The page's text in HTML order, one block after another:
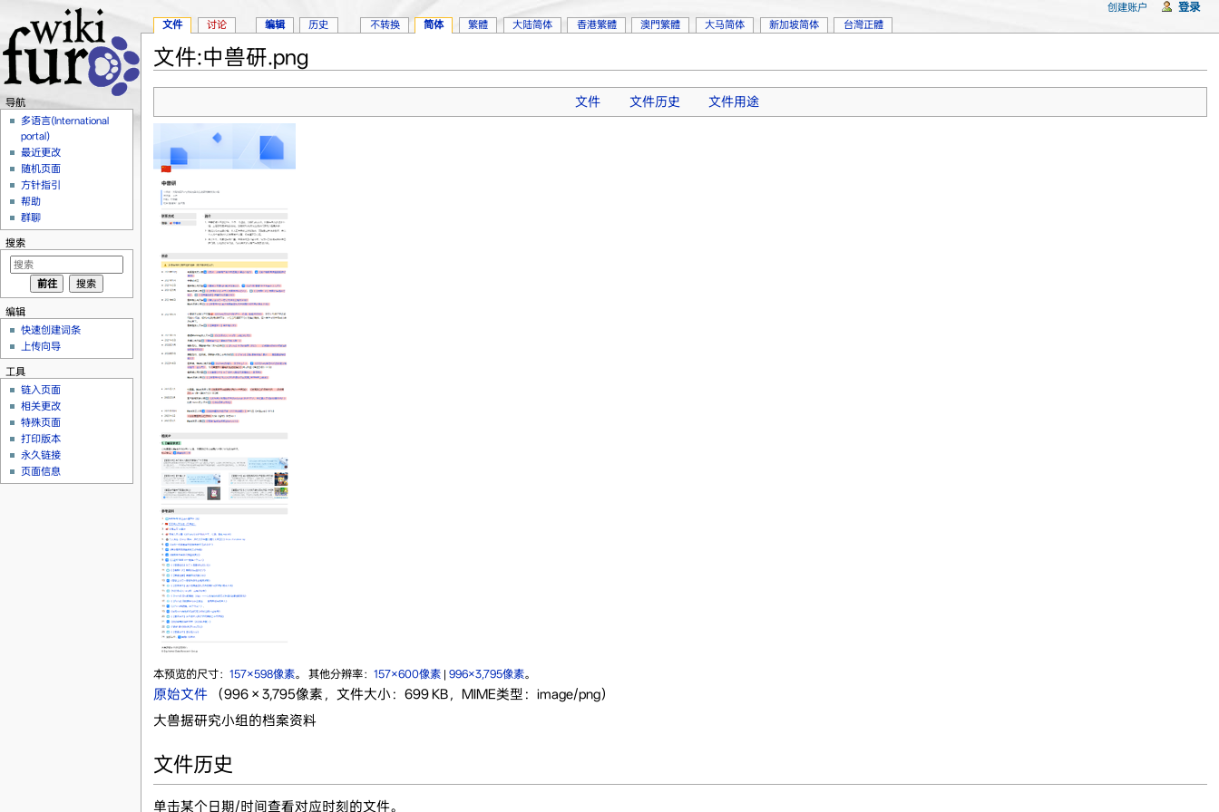
文件:中兽研.png
文件 文件历史 文件用途
本预览的尺寸： 157×598像素。 其他分辨率： 157×600像素| 996×3,795像素。
原始文件‎
（996 × 3,795像素，文件大小：699 KB，MIME类型：image/png）
大兽据研究小组的档案资料
文件历史
单击某个日期/时间查看对应时刻的文件。
文件 讨论 编辑 历史 不转换 简体 繁體 大陆简体 香港繁體 澳門繁體 大马简体 新加坡简体 台灣正體
创建账户 登录
导航
多语言(International
portal)
最近更改
随机页面
方针指引
帮助
群聊
搜索
编辑
快速创建词条
上传向导
工具
链入页面
相关更改
特殊页面
打印版本
永久链接
页面信息